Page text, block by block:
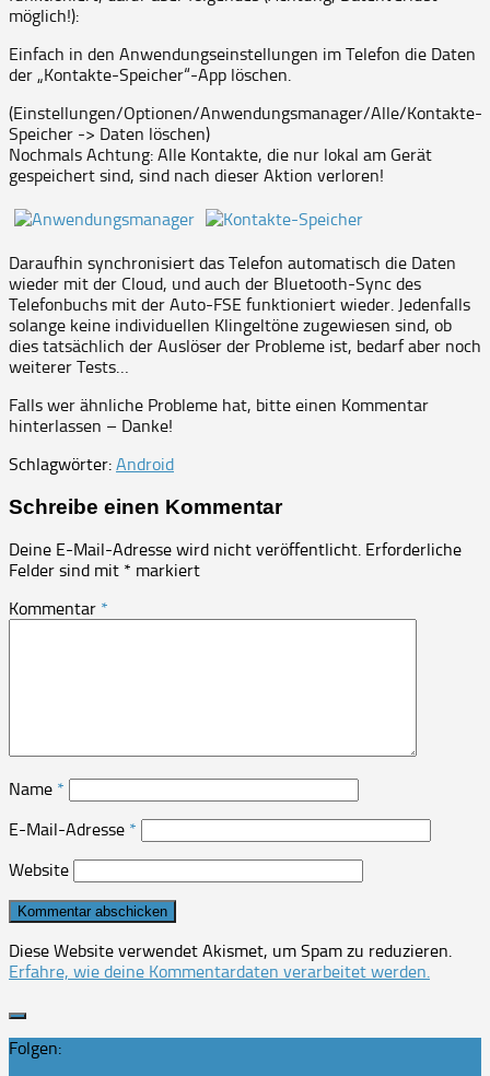
möglich!):
Einfach in den Anwendungseinstellungen im Telefon die Daten
der „Kontakte-Speicher“-App löschen.
(Einstellungen/Optionen/Anwendungsmanager/Alle/Kontakte-
Speicher -> Daten löschen)
Nochmals Achtung: Alle Kontakte, die nur lokal am Gerät
gespeichert sind, sind nach dieser Aktion verloren!
Daraufhin synchronisiert das Telefon automatisch die Daten
wieder mit der Cloud, und auch der Bluetooth-Sync des
Telefonbuchs mit der Auto-FSE funktioniert wieder. Jedenfalls
solange keine individuellen Klingeltöne zugewiesen sind, ob
dies tatsächlich der Auslöser der Probleme ist, bedarf aber noch
weiterer Tests…
Falls wer ähnliche Probleme hat, bitte einen Kommentar
hinterlassen – Danke!
Schlagwörter: Android
Schreibe einen Kommentar
Deine E-Mail-Adresse wird nicht veröffentlicht. Erforderliche
Felder sind mit * markiert
Kommentar *
Name *
E-Mail-Adresse *
Website
Diese Website verwendet Akismet, um Spam zu reduzieren.
Erfahre, wie deine Kommentardaten verarbeitet werden.
Folgen: